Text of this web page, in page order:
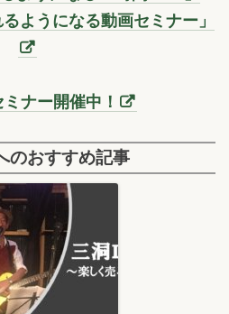
ようになる動画セミナー」
ナー開催中！
のおすすめ記事